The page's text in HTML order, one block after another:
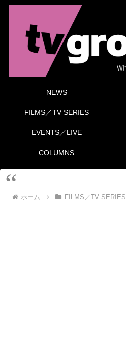
NEWS
FILMS／TV SERIES
EVENTS／LIVE
COLUMNS
ホーム FILMS／TV SERIES